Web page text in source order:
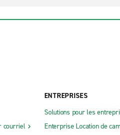
courriel
ENTREPRISES
Solutions pour les
Enterprise Location de